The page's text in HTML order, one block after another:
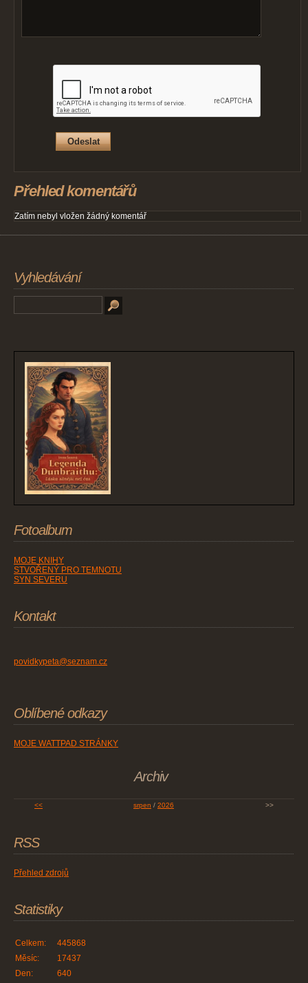
Přehled komentářů
Zatím nebyl vložen žádný komentář
Vyhledávání
Fotoalbum
MOJE KNIHY
STVOŘENÝ PRO TEMNOTU
SYN SEVERU
Kontakt
povidkypeta@seznam.cz
Oblíbené odkazy
MOJE WATTPAD STRÁNKY
Archiv
<< srpen / 2026 >>
RSS
Přehled zdrojů
Statistiky
Celkem:
445868
Měsíc:
17437
Den:
640